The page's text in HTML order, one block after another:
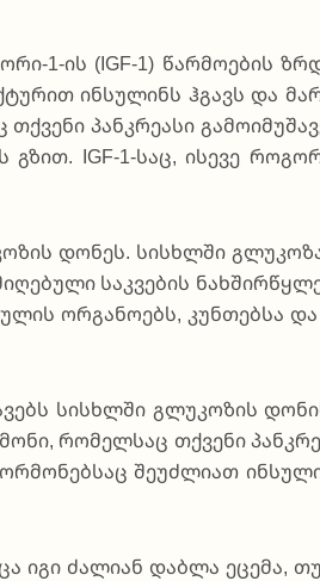
1-ის (IGF-1) წა­რმო­ე­ბის
ინ­სუ­ლინს ჰგავს და
პან­კრე­ა­სი
IGF-1-საც, ისე­ვე
დო­ნეს. სის­ხლში
სა­კვე­ბის
ორგა­ნო­ებს, კუნ­თებ­სა
სის­ხლში გლუ­კო­ზის
რო­მელ­საც თქვე­ნი
შე­უძ­ლი­ათ
იგი ძა­ლი­ან და­ბლა ეცე­მა,